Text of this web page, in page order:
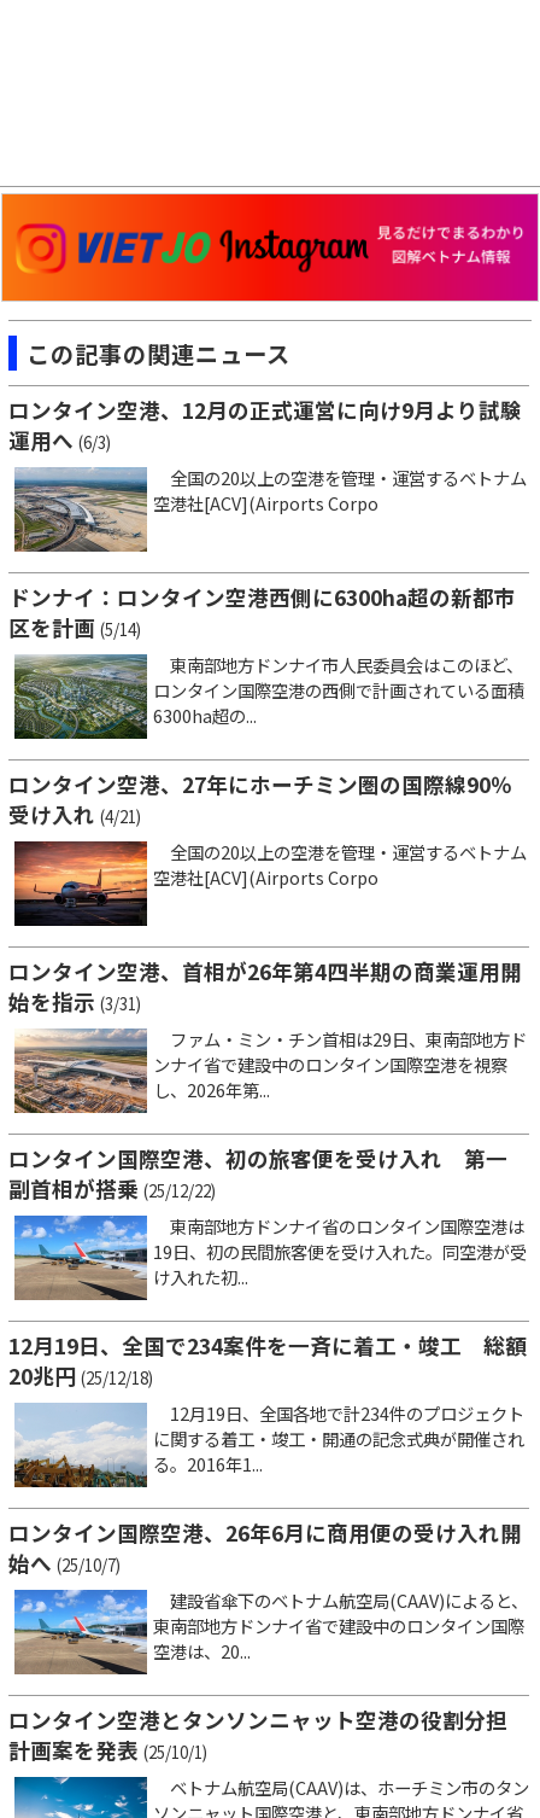
この記事の関連ニュース
ロンタイン空港、12月の正式運営に向け9月より試験
運用へ (6/3)
全国の20以上の空港を管理・運営するベトナム
空港社[ACV](Airports Corpo
ドンナイ：ロンタイン空港西側に6300ha超の新都市
区を計画 (5/14)
東南部地方ドンナイ市人民委員会はこのほど、
ロンタイン国際空港の西側で計画されている面積
6300ha超の...
ロンタイン空港、27年にホーチミン圏の国際線90％
受け入れ (4/21)
全国の20以上の空港を管理・運営するベトナム
空港社[ACV](Airports Corpo
ロンタイン空港、首相が26年第4四半期の商業運用開
始を指示 (3/31)
ファム・ミン・チン首相は29日、東南部地方ド
ンナイ省で建設中のロンタイン国際空港を視察
し、2026年第...
ロンタイン国際空港、初の旅客便を受け入れ 第一
副首相が搭乗 (25/12/22)
東南部地方ドンナイ省のロンタイン国際空港は
19日、初の民間旅客便を受け入れた。同空港が受
け入れた初...
12月19日、全国で234案件を一斉に着工・竣工 総額
20兆円 (25/12/18)
12月19日、全国各地で計234件のプロジェクト
に関する着工・竣工・開通の記念式典が開催され
る。2016年1...
ロンタイン国際空港、26年6月に商用便の受け入れ開
始へ (25/10/7)
建設省傘下のベトナム航空局(CAAV)によると、
東南部地方ドンナイ省で建設中のロンタイン国際
空港は、20...
ロンタイン空港とタンソンニャット空港の役割分担
計画案を発表 (25/10/1)
ベトナム航空局(CAAV)は、ホーチミン市のタン
ソンニャット国際空港と、東南部地方ドンナイ省